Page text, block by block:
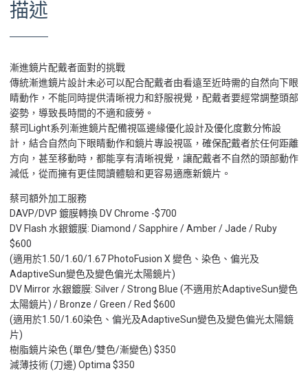
描述
漸進鏡片配戴者面對的挑戰
傳統漸進鏡片設計未必可以配合配戴者由看遠至近時需的自然向下眼
睛動作，不能同時提供清晰視力和舒服視覺，配戴者要經常調整頭部
姿勢，導致長時間的不適和疲勞。
蔡司Light系列漸進鏡片配備視區邊緣優化設計及優化度數分怖設
計，結合自然向下眼睛動作和鏡片專設視區，確保配戴者於任何距離
方向，甚至移動時，都能享有清晰視覺，讓配戴者不自然的頭部動作
減低，從而擁有更佳閱讀體驗和更容易適應新鏡片。
蔡司額外加工服務
DAVP/DVP 鍍膜轉換 DV Chrome -$700
DV Flash 水銀鍍膜: Diamond / Sapphire / Amber / Jade / Ruby
$600
(適用於1.50/1.60/1.67 PhotoFusion X 變色、染色、偏光及
AdaptiveSun變色及變色偏光太陽鏡片)
DV Mirror 水銀鍍膜: Silver / Strong Blue (不適用於AdaptiveSun變色
太陽鏡片) / Bronze / Green / Red $600
(適用於1.50/1.60染色、偏光及AdaptiveSun變色及變色偏光太陽鏡
片)
樹脂鏡片染色 (單色/雙色/漸變色) $350
減薄技術 (刀邊) Optima $350